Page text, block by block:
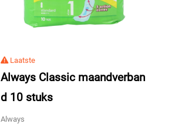
Laatste
Always Classic maandverban
d 10 stuks
Always